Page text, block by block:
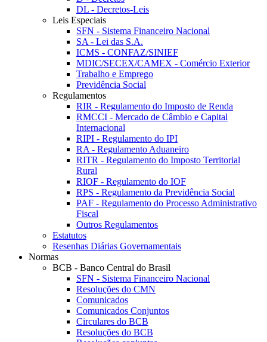
DL - Decretos-Leis
Leis Especiais
SFN - Sistema Financeiro Nacional
SA - Lei das S.A.
ICMS - CONFAZ/SINIEF
MDIC/SECEX/CAMEX - Comércio Exterior
Trabalho e Emprego
Previdência Social
Regulamentos
RIR - Regulamento do Imposto de Renda
RMCCI - Mercado de Câmbio e Capital
Internacional
RIPI - Regulamento do IPI
RA - Regulamento Aduaneiro
RITR - Regulamento do Imposto Territorial
Rural
RIOF - Regulamento do IOF
RPS - Regulamento da Previdência Social
PAF - Regulamento do Processo Administrativo
Fiscal
Outros Regulamentos
Estatutos
Resenhas Diárias Governamentais
Normas
BCB - Banco Central do Brasil
SFN - Sistema Financeiro Nacional
Resoluções do CMN
Comunicados
Comunicados Conjuntos
Circulares do BCB
Resoluções do BCB